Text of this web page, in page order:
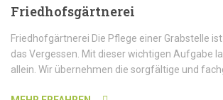
Friedhofsgärtnerei
Friedhofgärtnerei Die Pflege einer Grabstelle
das Vergessen. Mit dieser wichtigen Aufgabe
allein. Wir übernehmen die sorgfältige und